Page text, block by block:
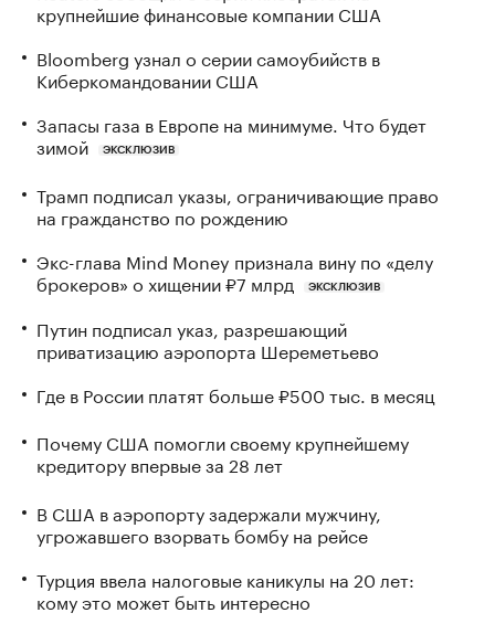
крупнейшие финансовые компании США
Bloomberg узнал о серии самоубийств в
Киберкомандовании США
Запасы газа в Европе на минимуме. Что будет
зимой
ЭКСКЛЮЗИВ
Трамп подписал указы, ограничивающие право
на гражданство по рождению
Экс-глава Mind Money признала вину по «делу
брокеров» о хищении ₽7 млрд
ЭКСКЛЮЗИВ
Путин подписал указ, разрешающий
приватизацию аэропорта Шереметьево
Где в России платят больше ₽500 тыс. в месяц
Почему США помогли своему крупнейшему
кредитору впервые за 28 лет
В США в аэропорту задержали мужчину,
угрожавшего взорвать бомбу на рейсе
Турция ввела налоговые каникулы на 20 лет:
кому это может быть интересно